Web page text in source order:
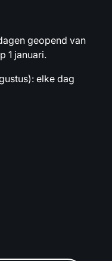
geopend van
1 januari.
elke dag